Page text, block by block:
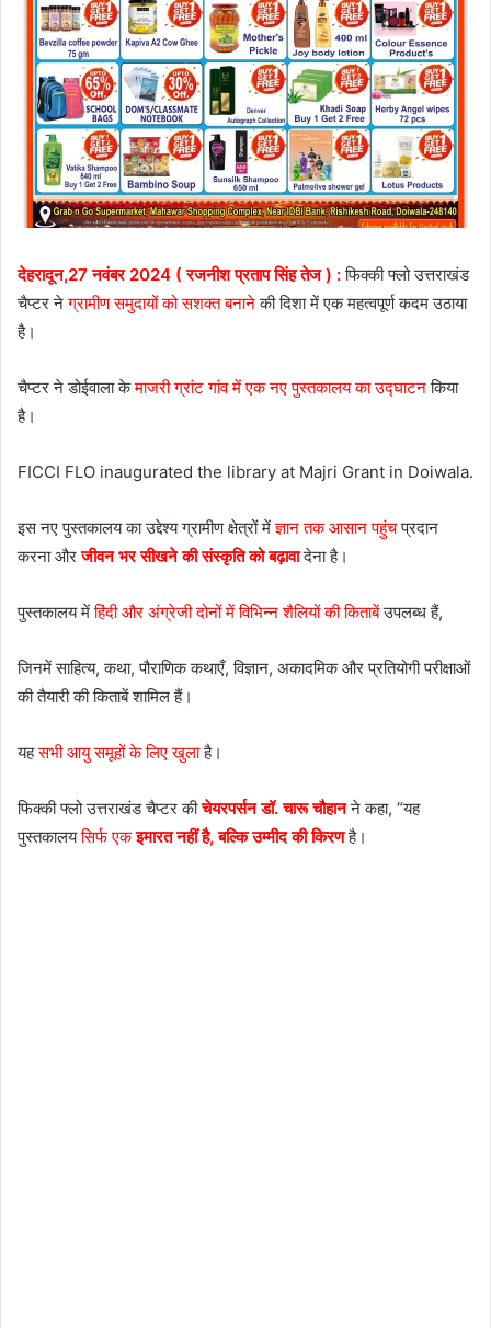
देहरादून,27 नवंबर 2024 ( रजनीश प्रताप सिंह तेज ) : फिक्की फ्लो उत्तराखंड
चैप्टर नेग्रामीण समुदायों को सशक्त बनानेकी दिशा में एक महत्वपूर्ण कदम उठाया
है।
चैप्टर ने डोईवाला केमाजरी ग्रांट गांव में एक नए पुस्तकालय का उद्घाटनकिया
है।
FICCI FLO inaugurated the library at Majri Grant in Doiwala.
इस नए पुस्तकालय का उद्देश्य ग्रामीण क्षेत्रों मेंज्ञान तक आसान पहुंचप्रदान
करना औरजीवन भर सीखने की संस्कृति को बढ़ावा देना है।
पुस्तकालय मेंहिंदी और अंग्रेजी दोनों में विभिन्न शैलियों की किताबेंउपलब्ध हैं,
जिनमें साहित्य, कथा, पौराणिक कथाएँ, विज्ञान, अकादमिक और प्रतियोगी परीक्षाओं
की तैयारी की किताबें शामिल हैं।
यहसभी आयु समूहों के लिए खुलाहै।
फिक्की फ्लो उत्तराखंड चैप्टर कीचेयरपर्सन डॉ. चारू चौहानने कहा, “यह
पुस्तकालयसिर्फ एकइमारत नहीं है, बल्कि उम्मीद की किरणहै।